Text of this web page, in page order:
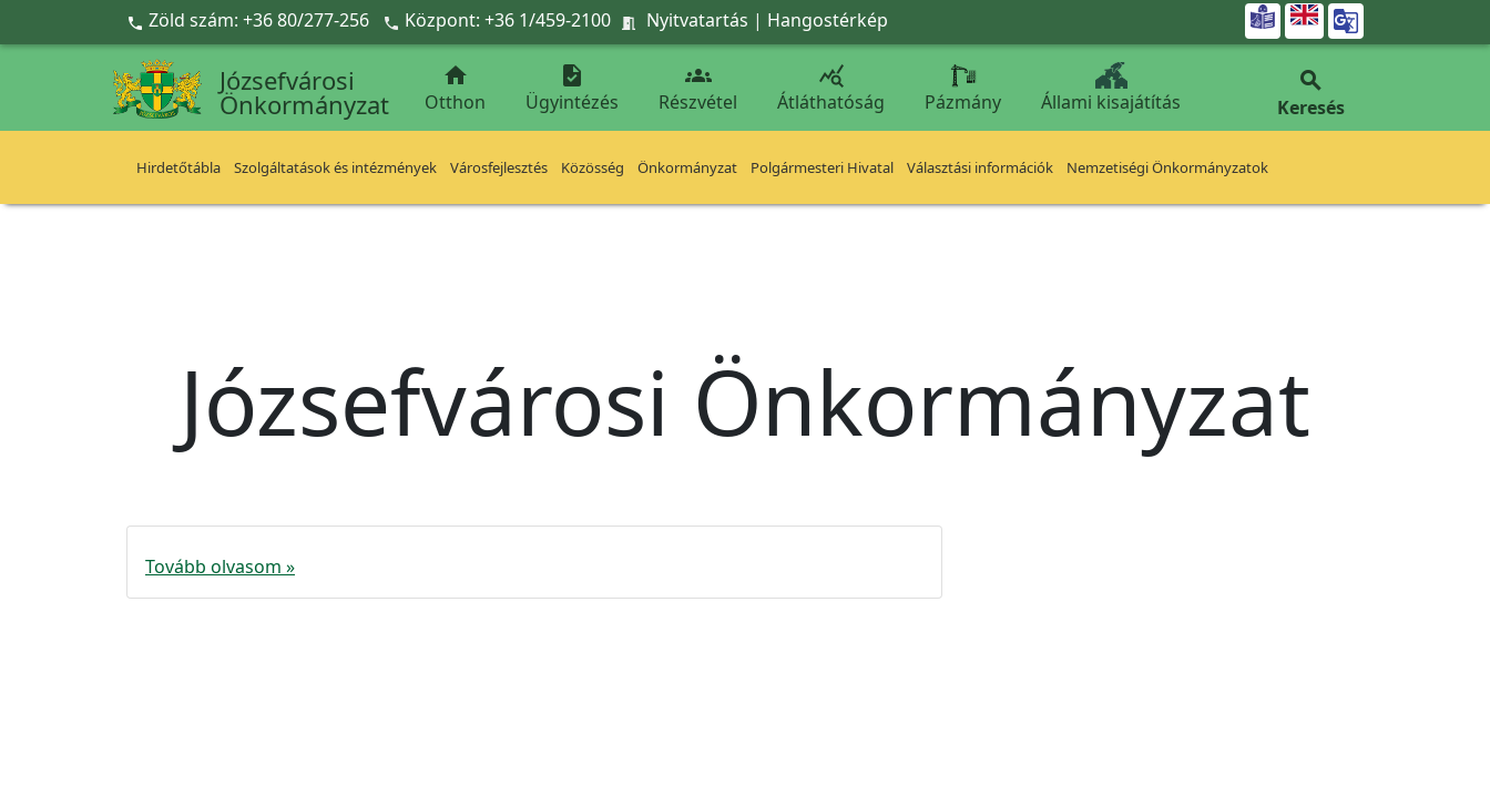
Ugrás a fő tartalomra
 Zöld szám: +36 80/277-256  Központ: +36 1/459-2100  Nyitvatartás | Hangostérkép 
Józsefvárosi
Önkormányzat

Otthon

Ügyintézés

Részvétel

Átláthatóság Pázmány Állami kisajátítás

Keresés
Hirdetőtábla Szolgáltatások és intézmények Városfejlesztés Közösség Önkormányzat Polgármesteri Hivatal Választási információk Nemzetiségi Önkormányzatok
Józsefvárosi Önkormányzat
Tovább olvasom »